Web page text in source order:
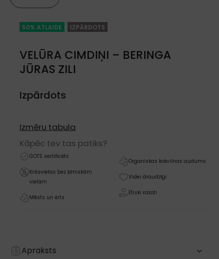
50% ATLAIDE IZPĀRDOTS
VELŪRA CIMDIŅI – BERINGA
JŪRAS ZILI
Izpārdots
Izmēru tabula
Kāpēc tev tas patiks?
GOTS sertificēts
Krāsvielas bez ķīmiskām
vielām
Mīksts un ērts
Organiskas kokvilnas audums
Videi draudzīgi
Ētiski ražoti
Apraksts